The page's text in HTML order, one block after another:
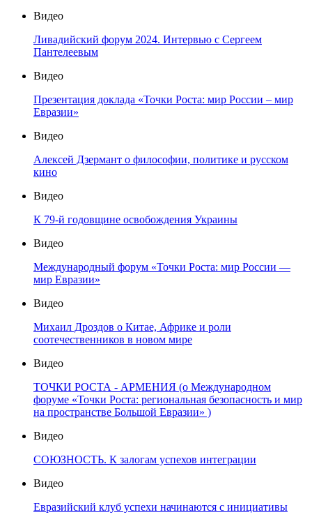
Видео
Ливадийский форум 2024. Интервью с Сергеем
Пантелеевым
Видео
Презентация доклада «Точки Роста: мир России – мир
Евразии»
Видео
Алексей Дзермант о философии, политике и русском
кино
Видео
К 79-й годовщине освобождения Украины
Видео
Международный форум «Точки Роста: мир России —
мир Евразии»
Видео
Михаил Дроздов о Китае, Африке и роли
соотечественников в новом мире
Видео
ТОЧКИ РОСТА - АРМЕНИЯ (о Международном
форуме «Точки Роста: региональная безопасность и мир
на пространстве Большой Евразии» )
Видео
СОЮЗНОСТЬ. К залогам успехов интеграции
Видео
Евразийский клуб успехи начинаются с инициативы